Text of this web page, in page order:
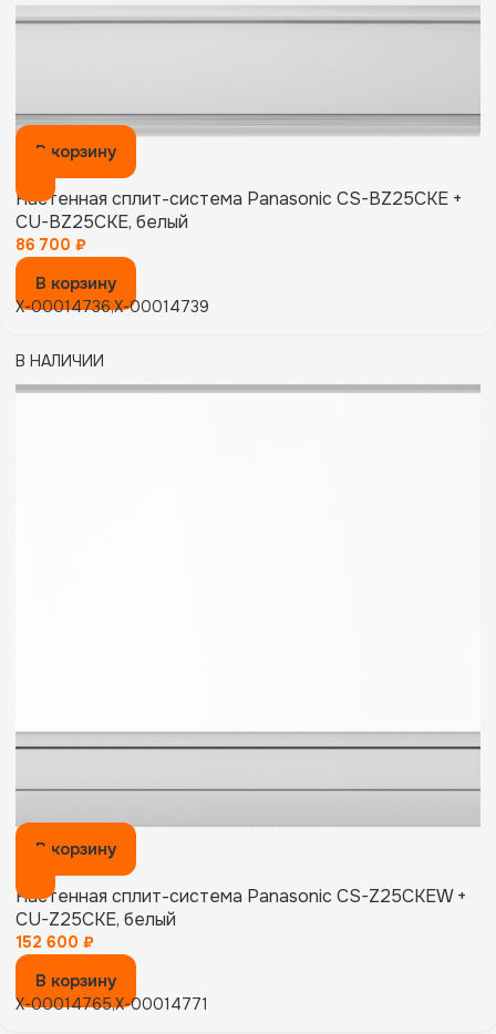
В корзину
Настенная сплит-система Panasonic CS-BZ25CKE +
CU-BZ25CKE, белый
86 700 ₽
В корзину
X-00014736,X-00014739
В НАЛИЧИИ
В корзину
Настенная сплит-система Panasonic CS-Z25CKEW +
CU-Z25CKE, белый
152 600 ₽
В корзину
X-00014765,X-00014771